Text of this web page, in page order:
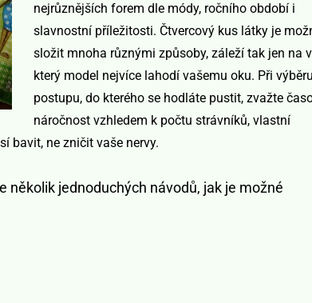
nejrůznějších forem dle módy, ročního období i
slavnostní příležitosti. Čtvercový kus látky je
složit mnoha různými způsoby, záleží tak jen na
který model nejvíce lahodí vašemu oku. Při výběru
postupu, do kterého se hodláte pustit, zvažte
náročnost vzhledem k počtu strávníků, vlastní
bavit, ne zničit vaše nervy.
několik jednoduchých návodů, jak je možné